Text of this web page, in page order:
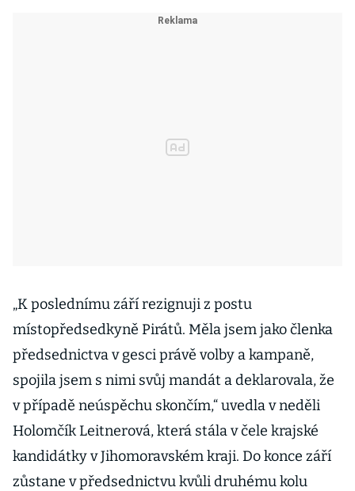
„K poslednímu září rezignuji z postu
místopředsedkyně Pirátů. Měla jsem jako členka
předsednictva v gesci právě volby a kampaně,
spojila jsem s nimi svůj mandát a deklarovala, že
v případě neúspěchu skončím,“ uvedla v neděli
Holomčík Leitnerová, která stála v čele krajské
kandidátky v Jihomoravském kraji. Do konce září
zůstane v předsednictvu kvůli druhému kolu